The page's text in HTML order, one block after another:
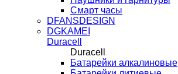
Смарт часы
DFANSDESIGN
DGKAMEI
Duracell
Duracell
Батарейки алкалиновые